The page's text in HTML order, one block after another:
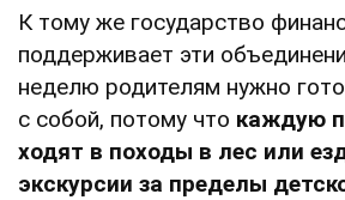
К тому же государство
поддерживает эти
неделю родителям нужно
с собой, потому что каждую
ходят в походы в лес или
экскурсии за пределы